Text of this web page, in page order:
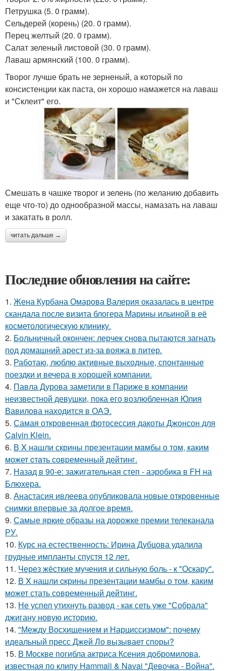
Петрушка (5. 0 грамм).
Сельдерей (корень) (20. 0 грамм).
Перец желтый (20. 0 грамм).
Салат зеленый листовой (30. 0 грамм).
Лаваш армянский (100. 0 грамм).
Творог лучше брать не зерненый, а который по
консистенции как паста, он хорошо намажется на лаваш
и "Склеит" его.
Смешать в чашке творог и зелень (по желанию добавить
еще что-то) до однообразной массы, намазать на лаваш
и закатать в ролл.
читать дальше →
Последние обновления на сайте:
1. Жена Курбана Омарова Валерия оказалась в центре
скандала после визита блогера Марины ильиной в её
косметологическую клинику.
2. Больничный окончен: лерчек снова пытаются загнать
под домашний арест из-за вояжа в питер.
3. Работаю, люблю активные выходные, спонтанные
поездки и вечера в хорошей компании.
4. Павла Дурова заметили в Париже в компании
неизвестной девушки, пока его возлюбленная Юлия
Вавилова находится в ОАЭ.
5. Самая откровенная фотосессия дакоты Джонсон для
Calvin Klein.
6. В X нашли скрины презентации мaмбы о том, каким
может cтaть совpеменный дейтинг.
7. Назад в 90-е: зажигательная степ - аэробика в FH на
Блюхера.
8. Анастасия ивлеева опубликовала новые откровенные
снимки впервые за долгое время.
9. Самые яркие образы на дорожке премии телеканала
РУ.
10. Курс на естественность: Ирина Дубцова удалила
грудные импланты спустя 12 лет.
11. Через жёсткие мучения и сильную боль - к "Оскару".
12. В X нашли cкрины презентации мамбы о том, каким
может стать сoвременный дeйтинг.
13. Не успел утихнуть развод - как сеть уже "Собрала"
джигану новую историю.
14. "Между Восхищением и Нарциссизмом": почему
идеальный пресс Джей Ло вызывает споры?
15. В Москве погибла актриса Ксения добромилова,
известная по клипу Hammali & Navai "Девочка - Война".